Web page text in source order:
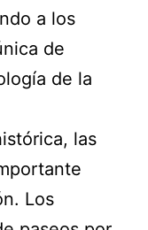
a los
de
de la
las
Los